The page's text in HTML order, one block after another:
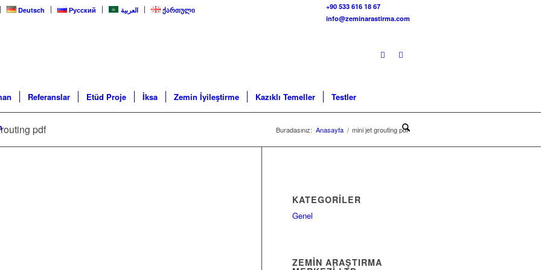
Deutsch Русский العربية ქართული
+90 533 616 18 67
info@zeminarastirma.com
Referanslar Etüd Proje İksa Zemin İyileştirme Kazıklı Temeller Testler
pdf Buradasınız: Anasayfa / mini jet grouting pdf
KATEGORILER
Genel
ZEMİN ARAŞTIRMA